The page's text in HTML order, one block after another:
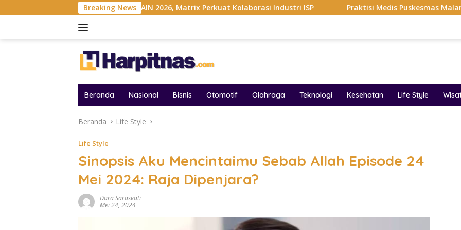
ke
Breaking News
Gelar MAIN 2026, Matrix Perkuat Kolaborasi Industri ISP Praktisi Medis Puskesmas Malang Ikut Ejek
Beranda Nasional Bisnis Otomotif Olahraga Teknologi Kesehatan Life Style
Beranda Life Style
Life Style
Sinopsis Aku Mencintaimu Sebab Allah Episode 24
Mei 2024: Raja Dipenjara?
Dara Sarasvati
Mei 24, 2024